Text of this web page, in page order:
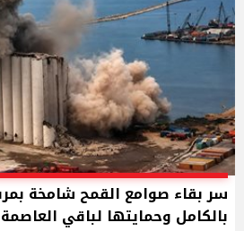
سر بقاء صوامع القمح شامخة
بالكامل وحمايتها لباقي العاصمة